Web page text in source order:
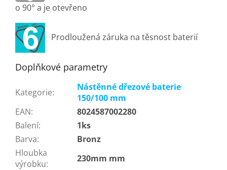
o 90° a je otevřeno
Prodloužená záruka na těsnost baterií
Doplňkové parametry
Kategorie:
Nástěnné dřezové baterie
150/100 mm
EAN:
8024587002280
Balení:
1ks
Barva:
Bronz
Hloubka
výrobku:
230mm mm